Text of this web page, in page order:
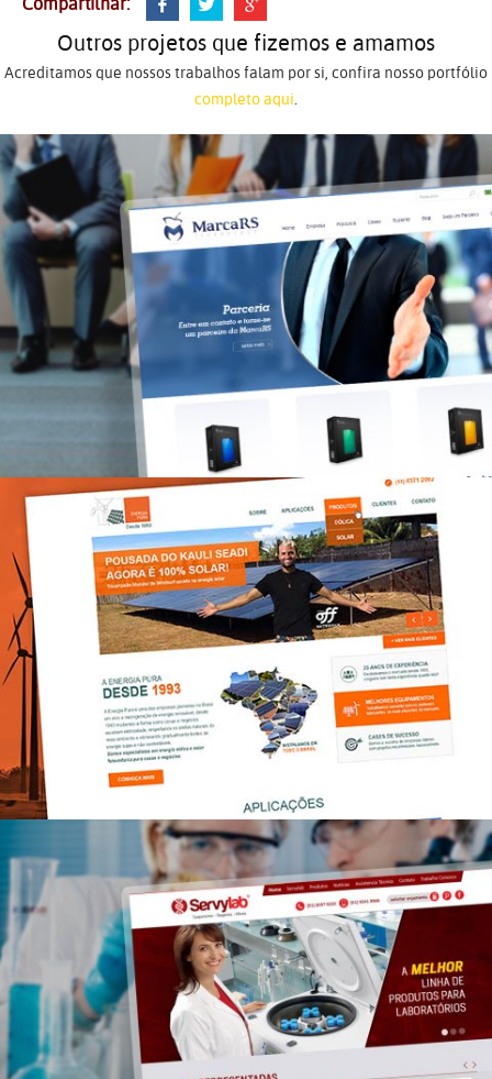
Outros projetos que fizemos e amamos
Acreditamos que nossos trabalhos falam por si, confira nosso portfólio
completo aqui